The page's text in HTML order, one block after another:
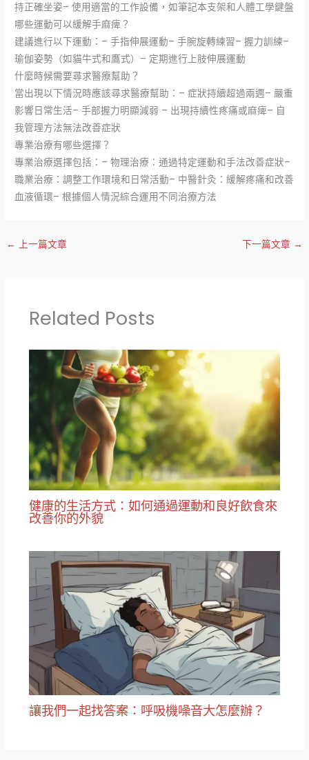
持正確坐姿– 使用適當的工作設備，如筆記本支架和人體工學鍵盤
哪些運動可以緩解手麻痺？
建議進行以下運動：– 手指伸展運動– 手腕旋轉練習– 握力訓練–
瑜伽姿勢（如貓牛式和鷹式）– 定期進行上肢伸展運動
什麼時候需要尋求醫療幫助？
當出現以下情況時應該尋求醫療幫助：– 症狀持續超過兩週– 嚴重
影響日常生活– 手部握力明顯減弱 – 出現持續性疼痛或麻痺– 自
我管理方法無法改善症狀
專業治療有哪些選擇？
專業治療選擇包括：– 物理治療：通過特定運動和手法改善症狀–
職業治療：調整工作環境和日常活動– 中醫針灸：緩解疼痛和改善
血液循環– 根據個人情況綜合運用不同治療方法
← 上一篇文章 下一篇文章 →
Related Posts
健康的生活方式：如何通過運動和良好飲食來
改善你的外貌
讓我們一起找答案：呼吸機噪音大怎麼辦？